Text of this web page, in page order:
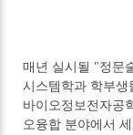
매년 실시될 "정문
시스템학과 학부생
바이오정보전자공
오융합 분야에서